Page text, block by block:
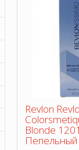
Revlon
Blonde